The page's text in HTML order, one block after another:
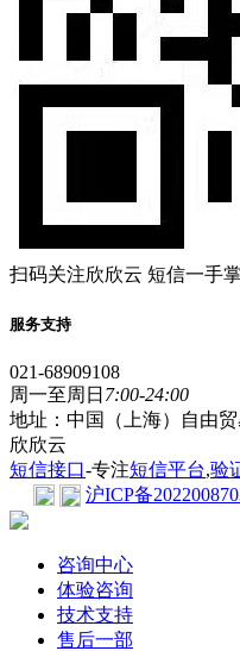
扫码关注欣欣云 短信一手
服务支持
021-68909108
周一至周日 7:00-24:00
地址：中国（上海）自由
欣欣云
短信接口-专注短信平台,验
沪ICP备
咨询中心
体验咨询
技术支持
售后一部